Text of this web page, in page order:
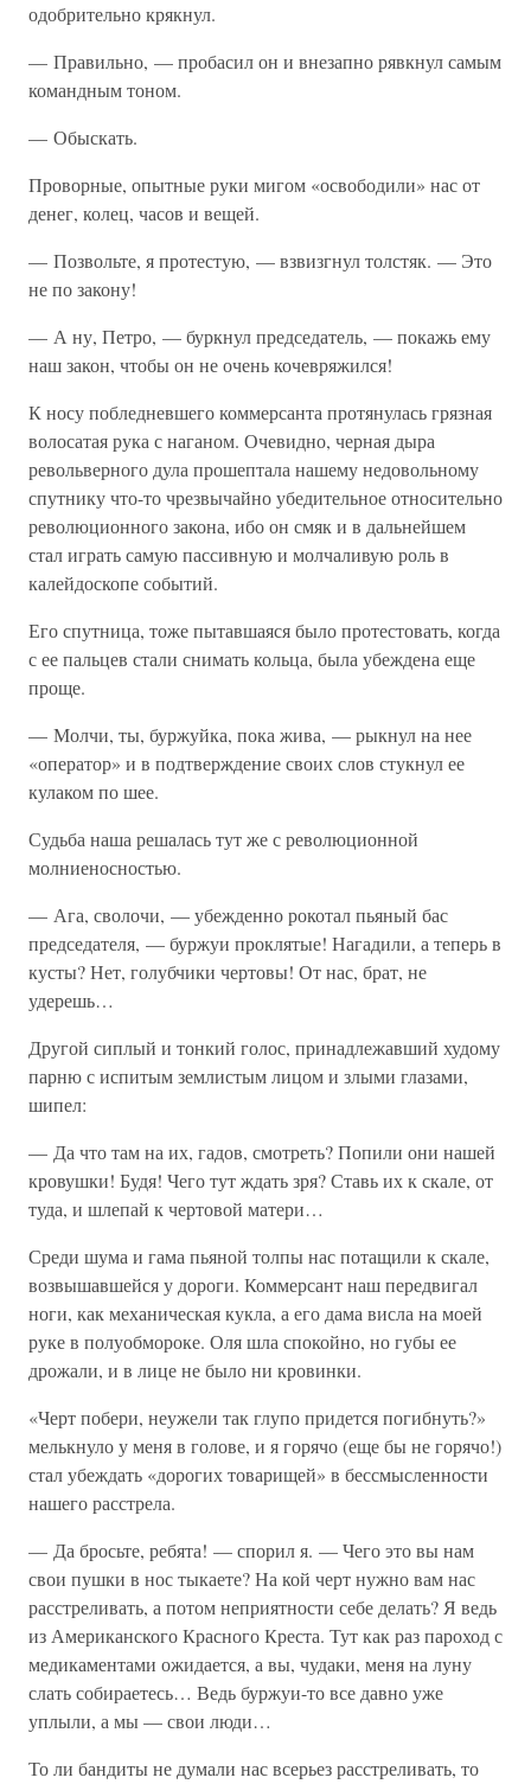
одобрительно крякнул.
— Правильно, — пробасил он и внезапно рявкнул самым
командным тоном.
— Обыскать.
Проворные, опытные руки мигом «освободили» нас от
денег, колец, часов и вещей.
— Позвольте, я протестую, — взвизгнул толстяк. — Это
не по закону!
— А ну, Петро, — буркнул председатель, — покажь ему
наш закон, чтобы он не очень кочевряжился!
К носу побледневшего коммерсанта протянулась грязная
волосатая рука с наганом. Очевидно, черная дыра
револьверного дула прошептала нашему недовольному
спутнику что-то чрезвычайно убедительное относительно
революционного закона, ибо он смяк и в дальнейшем
стал играть самую пассивную и молчаливую роль в
калейдоскопе событий.
Его спутница, тоже пытавшаяся было протестовать, когда
с ее пальцев стали снимать кольца, была убеждена еще
проще.
— Молчи, ты, буржуйка, пока жива, — рыкнул на нее
«оператор» и в подтверждение своих слов стукнул ее
кулаком по шее.
Судьба наша решалась тут же с революционной
молниеносностью.
— Ага, сволочи, — убежденно рокотал пьяный бас
председателя, — буржуи проклятые! Нагадили, а теперь в
кусты? Нет, голубчики чертовы! От нас, брат, не
удерешь…
Другой сиплый и тонкий голос, принадлежавший худому
парню с испитым землистым лицом и злыми глазами,
шипел:
— Да что там на их, гадов, смотреть? Попили они нашей
кровушки! Будя! Чего тут ждать зря? Ставь их к скале, от
туда, и шлепай к чертовой матери…
Среди шума и гама пьяной толпы нас потащили к скале,
возвышавшейся у дороги. Коммерсант наш передвигал
ноги, как механическая кукла, а его дама висла на моей
руке в полуобмороке. Оля шла спокойно, но губы ее
дрожали, и в лице не было ни кровинки.
«Черт побери, неужели так глупо придется погибнуть?»
мелькнуло у меня в голове, и я горячо (еще бы не горячо!)
стал убеждать «дорогих товарищей» в бессмысленности
нашего расстрела.
— Да бросьте, ребята! — спорил я. — Чего это вы нам
свои пушки в нос тыкаете? На кой черт нужно вам нас
расстреливать, а потом неприятности себе делать? Я ведь
из Американского Красного Креста. Тут как раз пароход с
медикаментами ожидается, а вы, чудаки, меня на луну
слать собираетесь… Ведь буржуи-то все давно уже
уплыли, а мы — свои люди…
То ли бандиты не думали нас всерьез расстреливать, то